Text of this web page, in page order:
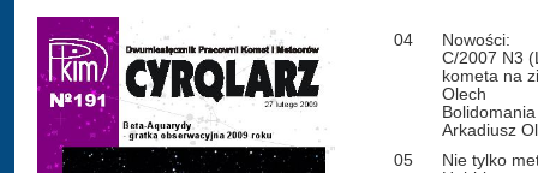
04
Nowości:
C/2007 N3
kometa na
Olech
Arkadiusz
05
Nie tylko